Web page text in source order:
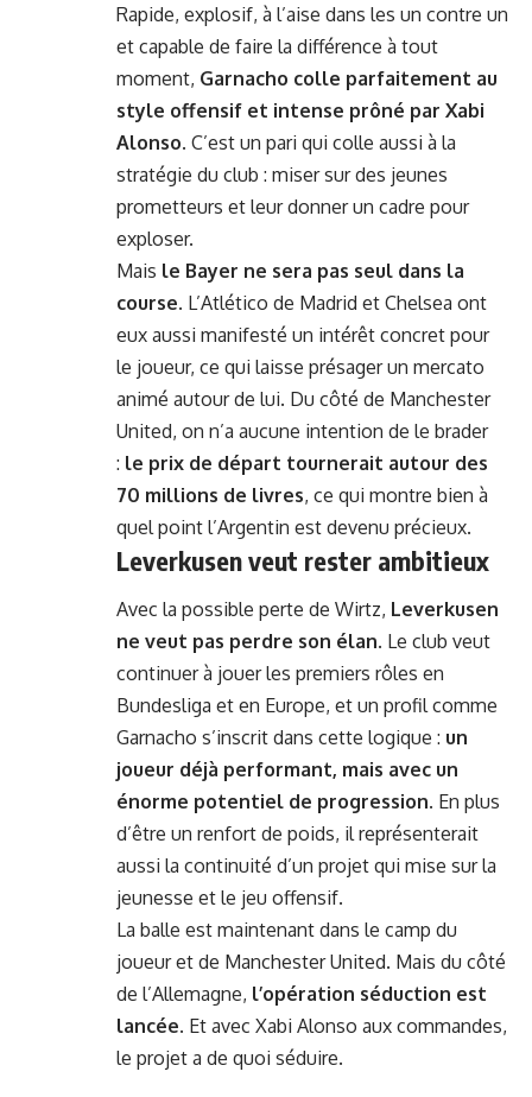
Rapide, explosif, à l’aise dans les un contre un
et capable de faire la différence à tout
moment, Garnacho colle parfaitement au
style offensif et intense prôné par Xabi
Alonso. C’est un pari qui colle aussi à la
stratégie du club : miser sur des jeunes
prometteurs et leur donner un cadre pour
exploser.
Mais le Bayer ne sera pas seul dans la
course. L’Atlético de Madrid et Chelsea ont
eux aussi manifesté un intérêt concret pour
le joueur, ce qui laisse présager un mercato
animé autour de lui. Du côté de Manchester
United, on n’a aucune intention de le brader
: le prix de départ tournerait autour des
70 millions de livres, ce qui montre bien à
quel point l’Argentin est devenu précieux.
Leverkusen veut rester ambitieux
Avec la possible perte de Wirtz, Leverkusen
ne veut pas perdre son élan. Le club veut
continuer à jouer les premiers rôles en
Bundesliga et en Europe, et un profil comme
Garnacho s’inscrit dans cette logique : un
joueur déjà performant, mais avec un
énorme potentiel de progression. En plus
d’être un renfort de poids, il représenterait
aussi la continuité d’un projet qui mise sur la
jeunesse et le jeu offensif.
La balle est maintenant dans le camp du
joueur et de Manchester United. Mais du côté
de l’Allemagne, l’opération séduction est
lancée. Et avec Xabi Alonso aux commandes,
le projet a de quoi séduire.